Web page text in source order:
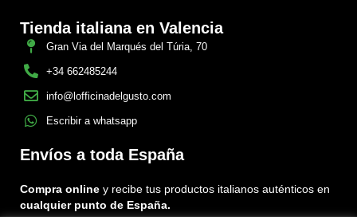
Tienda italiana en Valencia
Gran Via del Marqués del Túria, 70
+34 662485244
info@lofficinadelgusto.com
Escribir a whatsapp
Envíos a toda España
Compra online y recibe tus productos italianos auténticos en
cualquier punto de España.